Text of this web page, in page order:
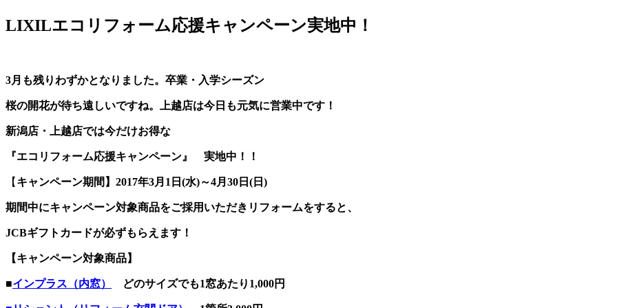
LIXILエコリフォーム応援キャンペーン実地中！
3月も残りわずかとなりました。卒業・入学シーズン
桜の開花が待ち遠しいですね。上越店は今日も元気に営業中です！
新潟店・上越店では今だけお得な
『エコリフォーム応援キャンペーン』 実地中！！
【 キャンペーン期間】2017年3月1日(水)～4月30日(日)
期間中にキャンペーン対象商品をご採用いただきリフォームをすると、
JCBギフトカードが必ずもらえます！
【キャンペーン対象商品】
■インプラス（内窓） どのサイズでも1窓あたり1,000円